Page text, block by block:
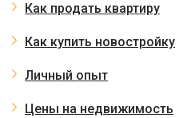
Как продать квартиру
Как купить новостройку
Личный опыт
Цены на недвижимость